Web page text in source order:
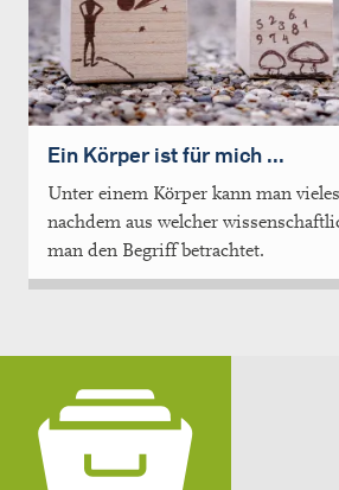
Ein Körper ist für mich ...
Unter einem Körper kann man
nachdem aus welcher
man den Begriff betrachtet.